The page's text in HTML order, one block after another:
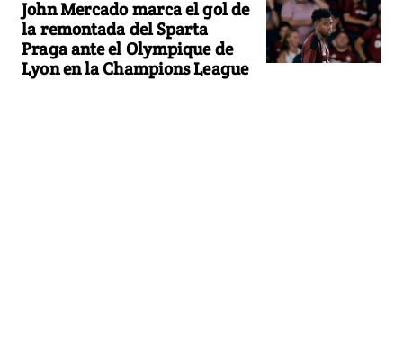
John Mercado marca el gol de
la remontada del Sparta
Praga ante el Olympique de
Lyon en la Champions League